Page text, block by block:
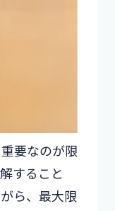
要なのが限
すること
ら、最大限